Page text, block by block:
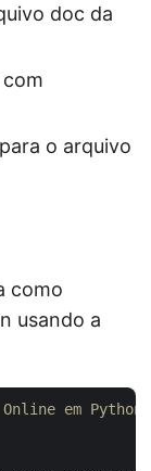
doc da
o arquivo
como
usando a
em Python